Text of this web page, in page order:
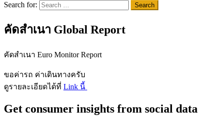
Search for:
คัดสำเนา Global Report
คัดสำเนา Euro Monitor Report
ขอค่ารถ ค่าเดินทางครับ
ดูรายละเอียดได้ที่ Link นี้
Get consumer insights from social data